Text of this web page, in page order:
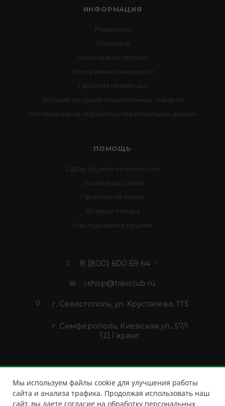
ИНФОРМАЦИЯ
Реквизиты
Политика
Лицензия на оружие
Программа лояльности
Гарантия низких цен
Условия продажи лицензионных товаров
Соглашение на обработку персональных данных
ПОМОЩЬ
Сдать оружие на комиссию
Условия доставки
Гарантия на товар
Возврат товара
Наследование оружия
8 (800) 600 69 64
i.shop@travclub.ru
г. Севастополь, ул. Хрусталева, 173
г. Симферополь, Киевская ул., 57/1
ТД Гарант
Мы используем файлы cookie для улучшения работы
сайта и анализа трафика. Продолжая использовать наш
сайт, вы даете согласие на обработку персональных